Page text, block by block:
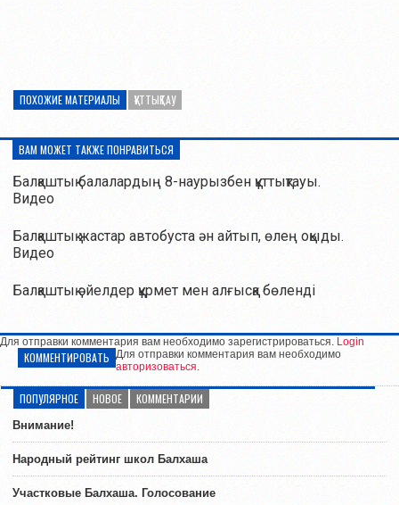
ПОХОЖИЕ МАТЕРИАЛЫ ҚҰТТЫҚТАУ
ВАМ МОЖЕТ ТАКЖЕ ПОНРАВИТЬСЯ
Балқаштық балалардың 8-наурызбен құттықтауы.
Видео
Балқаштық жастар автобуста ән айтып, өлең оқыды.
Видео
Балқаштық әйелдер құрмет мен алғысқа бөленді
Для отправки комментария вам необходимо зарегистрироваться. Login
КОММЕНТИРОВАТЬ Для отправки комментария вам необходимо
авторизоваться.
ПОПУЛЯРНОЕ НОВОЕ КОММЕНТАРИИ
Внимание!
Народный рейтинг школ Балхаша
Участковые Балхаша. Голосование